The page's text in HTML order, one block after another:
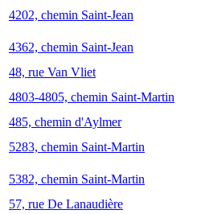
4202, chemin Saint-Jean
4362, chemin Saint-Jean
48, rue Van Vliet
4803-4805, chemin Saint-Martin
485, chemin d'Aylmer
5283, chemin Saint-Martin
5382, chemin Saint-Martin
57, rue De Lanaudière